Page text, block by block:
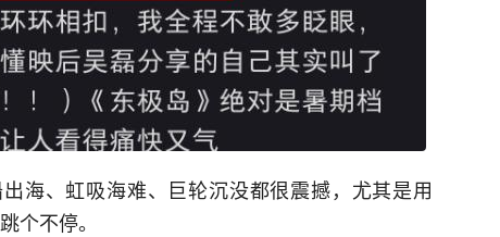
海、虹吸海难、巨轮沉没都很震撼，尤其是用
个不停。